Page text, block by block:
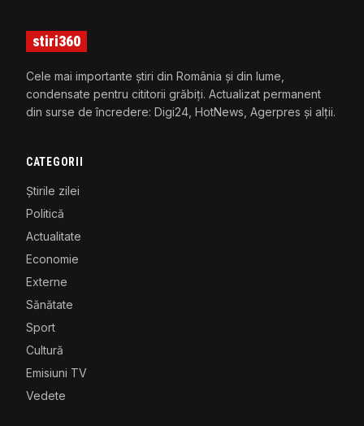
stiri360
Cele mai importante știri din România și din lume,
condensate pentru cititorii grăbiți. Actualizat permanent
din surse de încredere: Digi24, HotNews, Agerpres și alții.
CATEGORII
Știrile zilei
Politică
Actualitate
Economie
Externe
Sănătate
Sport
Cultură
Emisiuni TV
Vedete